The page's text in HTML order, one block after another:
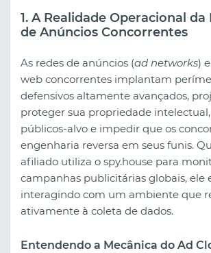
1. A Realidade Operacional
de Anúncios Concorrentes
As redes de anúncios (ad networks)
web concorrentes implantam
defensivos altamente avançados,
proteger sua propriedade
públicos-alvo e impedir que os
engenharia reversa em seus funis.
afiliado utiliza o spy.house para
campanhas publicitárias globais, ele
interagindo com um ambiente que
ativamente à coleta de dados.
Entendendo a Mecânica do Ad